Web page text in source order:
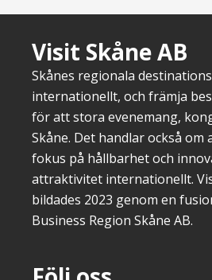
Visit Skåne AB
Skånes regionala
internationellt, och främja
för att stora evenemang,
Skåne. Det handlar också
fokus på hållbarhet och
attraktivitet internationellt.
bildades 2023 genom en
Business Region Skåne AB.